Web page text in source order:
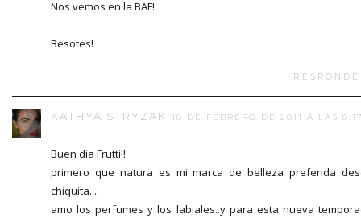
Nos vemos en la BAF!
Besotes!
KATHYA STRYZAK 18 DE FEBRERO DE 2011 A LAS
Buen dia Frutti!!
primero que natura es mi marca de belleza preferida
chiquita....
amo los perfumes y los labiales..y para esta nueva